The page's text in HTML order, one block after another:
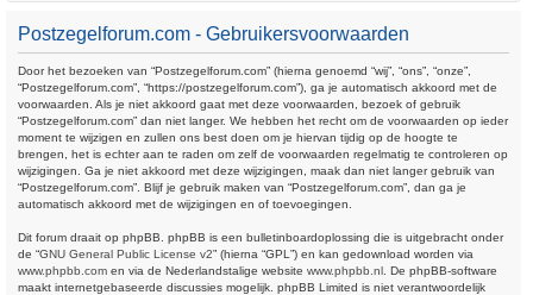
Postzegelforum.com - Gebruikersvoorwaarden
Door het bezoeken van “Postzegelforum.com” (hierna genoemd “wij”, “ons”, “onze”,
“Postzegelforum.com”, “https://postzegelforum.com”), ga je automatisch akkoord met de
voorwaarden. Als je niet akkoord gaat met deze voorwaarden, bezoek of gebruik
“Postzegelforum.com” dan niet langer. We hebben het recht om de voorwaarden op ieder
moment te wijzigen en zullen ons best doen om je hiervan tijdig op de hoogte te
brengen, het is echter aan te raden om zelf de voorwaarden regelmatig te controleren op
wijzigingen. Ga je niet akkoord met deze wijzigingen, maak dan niet langer gebruik van
“Postzegelforum.com”. Blijf je gebruik maken van “Postzegelforum.com”, dan ga je
automatisch akkoord met de wijzigingen en of toevoegingen.
Dit forum draait op phpBB. phpBB is een bulletinboardoplossing die is uitgebracht onder
de “GNU General Public License v2” (hierna “GPL”) en kan gedownload worden via
www.phpbb.com en via de Nederlandstalige website www.phpbb.nl . De phpBB-software
maakt internetgebaseerde discussies mogelijk. phpBB Limited is niet verantwoordelijk